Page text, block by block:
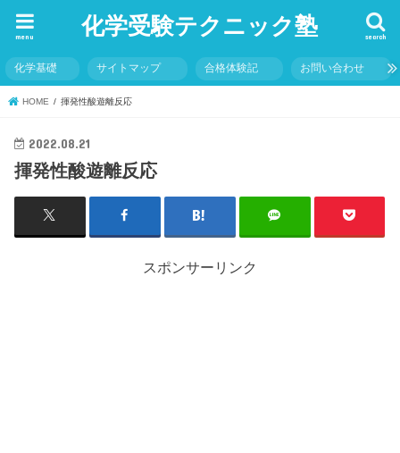
化学受験テクニック塾 search
menu
化学基礎 サイトマップ 合格体験記 お問い合わせ
HOME 揮発性酸遊離反応
2022.08.21
揮発性酸遊離反応
スポンサーリンク